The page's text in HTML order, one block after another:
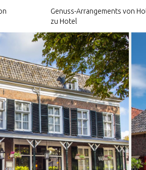
Kulinarische
Arrangements
Arrangements
Genuss-Arrangements von
zu Hotel